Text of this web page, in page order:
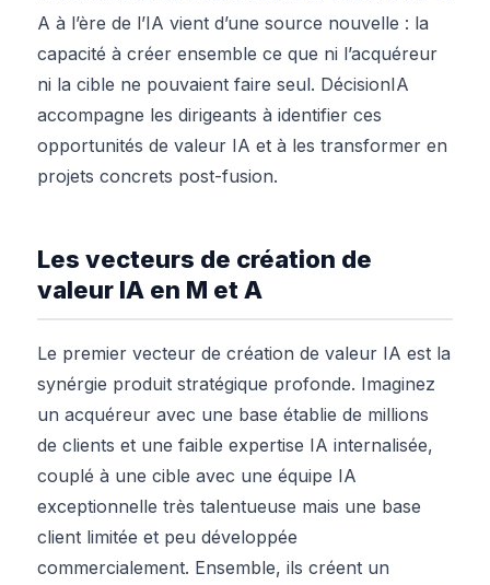
A à l’ère de l’IA vient d’une source nouvelle : la
capacité à créer ensemble ce que ni l’acquéreur
ni la cible ne pouvaient faire seul. DécisionIA
accompagne les dirigeants à identifier ces
opportunités de valeur IA et à les transformer en
projets concrets post-fusion.
Les vecteurs de création de
valeur IA en M et A
Le premier vecteur de création de valeur IA est la
synérgie produit stratégique profonde. Imaginez
un acquéreur avec une base établie de millions
de clients et une faible expertise IA internalisée,
couplé à une cible avec une équipe IA
exceptionnelle très talentueuse mais une base
client limitée et peu développée
commercialement. Ensemble, ils créent un